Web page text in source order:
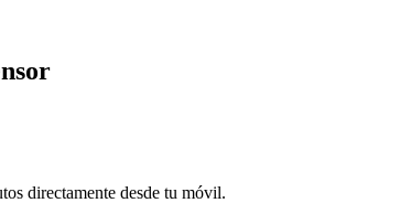
directamente desde tu móvil.